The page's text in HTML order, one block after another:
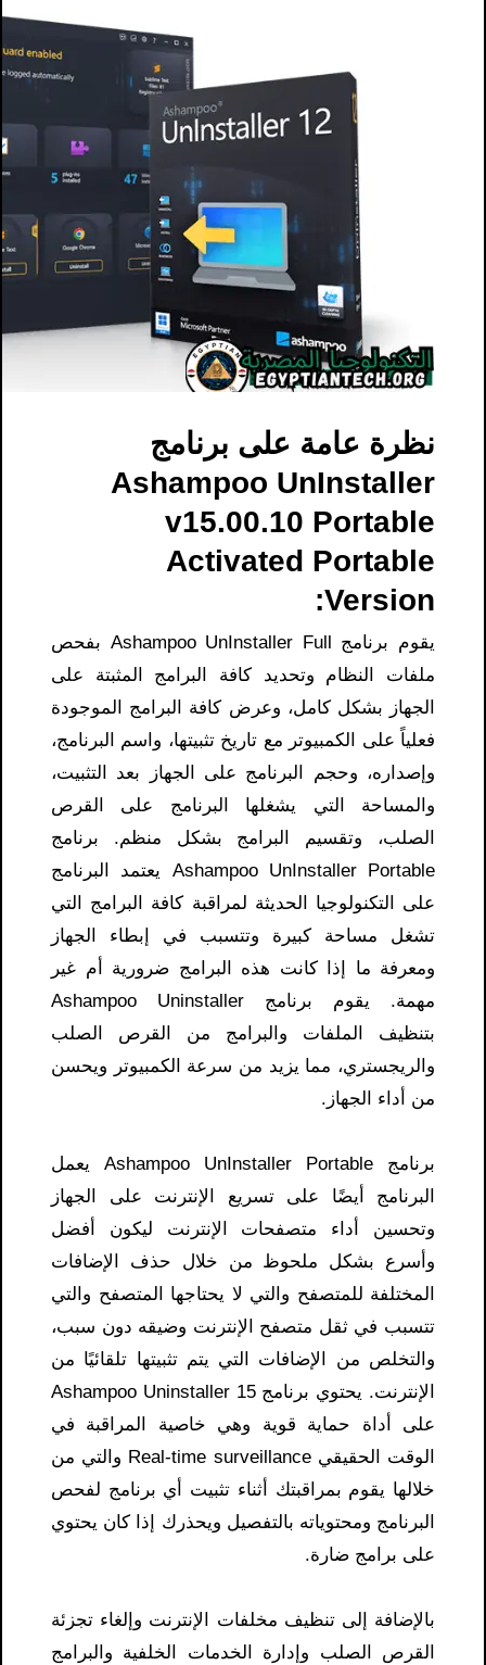
نظرة عامة على برنامج
Ashampoo UnInstaller
v15.00.10 Portable
Activated Portable
Version:
يقوم برنامج Ashampoo UnInstaller Full بفحص
ملفات النظام وتحديد كافة البرامج المثبتة على
الجهاز بشكل كامل، وعرض كافة البرامج الموجودة
فعلياً على الكمبيوتر مع تاريخ تثبيتها، واسم البرنامج،
وإصداره، وحجم البرنامج على الجهاز بعد التثبيت،
والمساحة التي يشغلها البرنامج على القرص
الصلب، وتقسيم البرامج بشكل منظم. برنامج
Ashampoo UnInstaller Portable يعتمد البرنامج
على التكنولوجيا الحديثة لمراقبة كافة البرامج التي
تشغل مساحة كبيرة وتتسبب في إبطاء الجهاز
ومعرفة ما إذا كانت هذه البرامج ضرورية أم غير
مهمة. يقوم برنامج Ashampoo Uninstaller
بتنظيف الملفات والبرامج من القرص الصلب
والريجستري، مما يزيد من سرعة الكمبيوتر ويحسن
من أداء الجهاز.
برنامج Ashampoo UnInstaller Portable يعمل
البرنامج أيضًا على تسريع الإنترنت على الجهاز
وتحسين أداء متصفحات الإنترنت ليكون أفضل
وأسرع بشكل ملحوظ من خلال حذف الإضافات
المختلفة للمتصفح والتي لا يحتاجها المتصفح والتي
تتسبب في ثقل متصفح الإنترنت وضيقه دون سبب،
والتخلص من الإضافات التي يتم تثبيتها تلقائيًا من
الإنترنت. يحتوي برنامج Ashampoo Uninstaller 15
على أداة حماية قوية وهي خاصية المراقبة في
الوقت الحقيقي Real-time surveillance والتي من
خلالها يقوم بمراقبتك أثناء تثبيت أي برنامج لفحص
البرنامج ومحتوياته بالتفصيل ويحذرك إذا كان يحتوي
على برامج ضارة.
بالإضافة إلى تنظيف مخلفات الإنترنت وإلغاء تجزئة
القرص الصلب وإدارة الخدمات الخلفية والبرامج